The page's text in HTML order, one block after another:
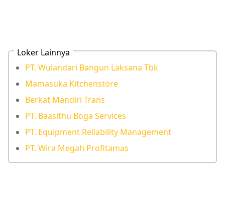
Loker Lainnya
PT. Wulandari Bangun Laksana Tbk
Mamasuka Kitchenstore
Berkat Mandiri Trans
PT. Baasithu Boga Services
PT. Equipment Reliability Management
PT. Wira Megah Profitamas